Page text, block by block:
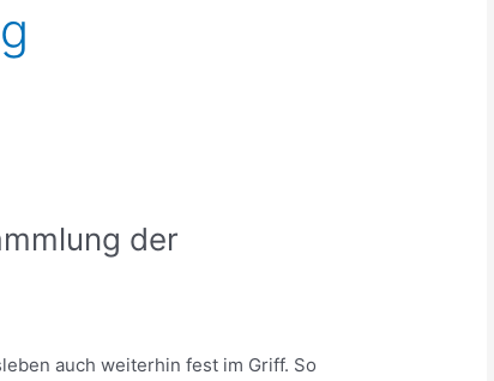
der
auch weiterhin fest im Griff. So